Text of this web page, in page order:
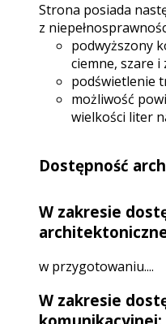
Strona posiada
z
podwyższony
ciemne, szare i
podświetlenie
możliwość
wielkości liter
Dostępność
W zakresie
w przygotowaniu....
W zakresie